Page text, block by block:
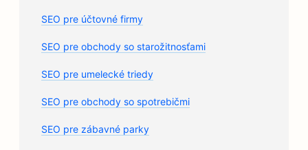
SEO pre účtovné firmy
SEO pre obchody so starožitnosťami
SEO pre umelecké triedy
SEO pre obchody so spotrebičmi
SEO pre zábavné parky